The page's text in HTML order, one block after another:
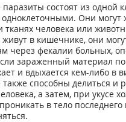
состоят из одной
Они могут
тканях человека или
в кишечнике, они
через фекалии больных,
зараженный материал
и вдыхается кем-либо в
способны делиться и
а затем, при укусе
в тело последнего